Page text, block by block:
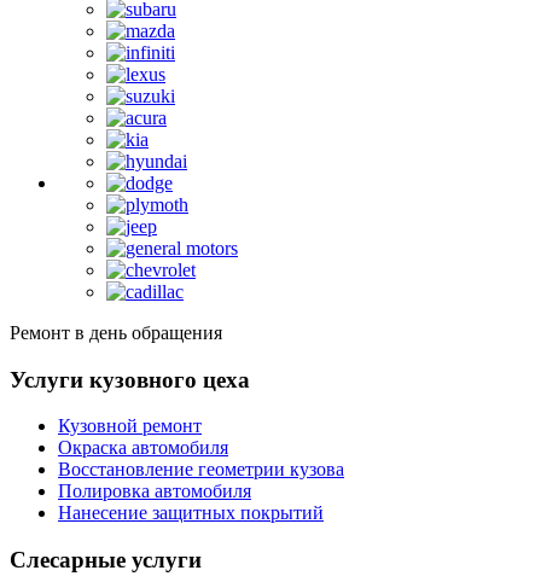
Ремонт в день обращения
Услуги кузовного цеха
Кузовной ремонт
Окраска автомобиля
Восстановление геометрии кузова
Полировка автомобиля
Нанесение защитных покрытий
Слесарные услуги